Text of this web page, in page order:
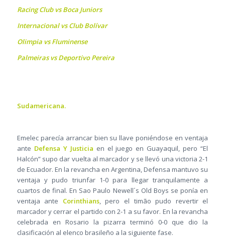
Racing Club vs Boca Juniors
Internacional vs Club Bolívar
Olimpia vs Fluminense
Palmeiras vs Deportivo Pereira
Sudamericana.
Emelec parecía arrancar bien su llave poniéndose en ventaja
ante Defensa Y Justicia en el juego en Guayaquil, pero “El
Halcón” supo dar vuelta al marcador y se llevó una victoria 2-1
de Ecuador. En la revancha en Argentina, Defensa mantuvo su
ventaja y pudo triunfar 1-0 para llegar tranquilamente a
cuartos de final. En Sao Paulo Newell´s Old Boys se ponía en
ventaja ante Corinthians, pero el timão pudo revertir el
marcador y cerrar el partido con 2-1 a su favor. En la revancha
celebrada en Rosario la pizarra terminó 0-0 que dio la
clasificación al elenco brasileño a la siguiente fase.